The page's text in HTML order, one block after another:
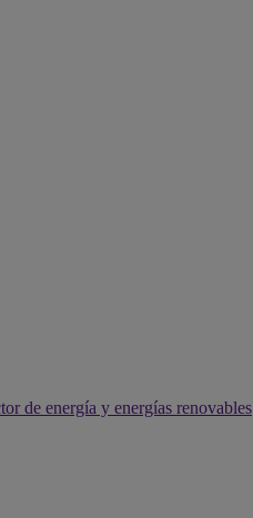
de energía y energías renovables